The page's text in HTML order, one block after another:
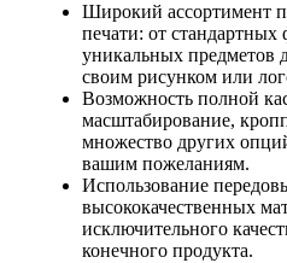
Широкий ассортимент
печати: от стандартных
уникальных предметов
своим рисунком или
Возможность полной
масштабирование,
множество других
вашим пожеланиям.
Использование
высококачественных
исключительного
конечного продукта.